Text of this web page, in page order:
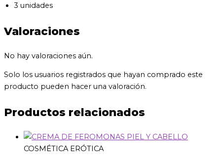
3 unidades
Valoraciones
No hay valoraciones aún.
Solo los usuarios registrados que hayan comprado este
producto pueden hacer una valoración.
Productos relacionados
COSMÉTICA ERÓTICA